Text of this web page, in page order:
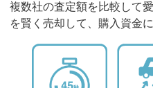
複数社の査定額を比較して
を賢く売却して、購入資金